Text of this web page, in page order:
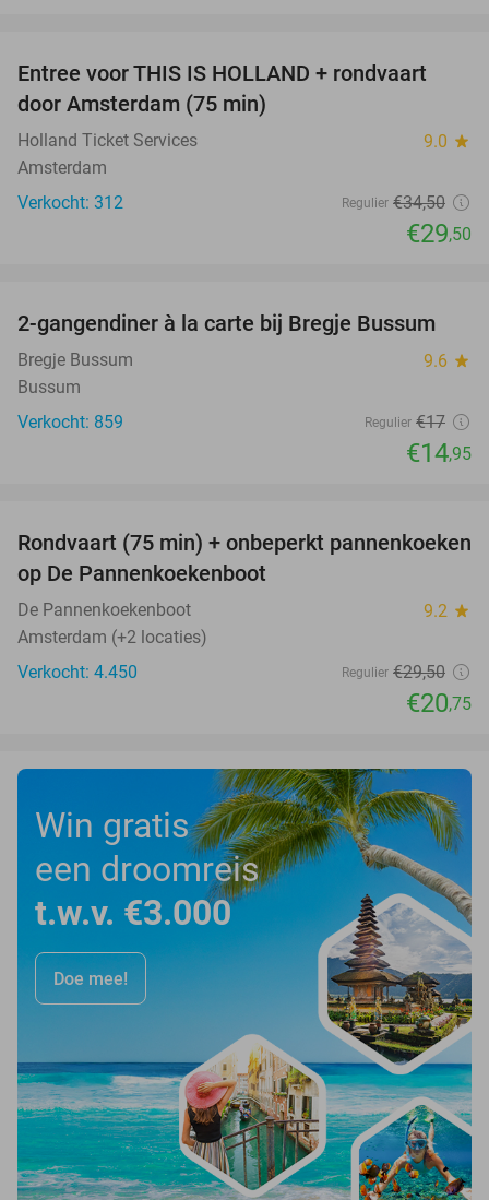
14%
Entree voor THIS IS HOLLAND + rondvaart
door Amsterdam (75 min)
Holland Ticket Services 9.0 star
Amsterdam
Verkocht: 312
Regulier €34,50
€29,50
12%
2-gangendiner à la carte bij Bregje Bussum
Bregje Bussum 9.6 star
Bussum
Verkocht: 859
Regulier €17
€14,95
30%
Rondvaart (75 min) + onbeperkt pannenkoeken
op De Pannenkoekenboot
De Pannenkoekenboot 9.2 star
Amsterdam (+2 locaties)
Verkocht: 4.450
Regulier €29,50
€20,75
Win gratis
een droomreis
t.w.v. €3.000
Doe mee!